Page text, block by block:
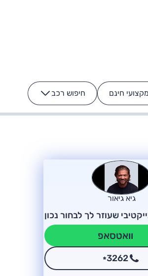
חינם חיפוש רכב
הרכב לא מתקלקל. המסך
כן
גיא גיאור
שעוזר לך לבחור נכון
וואטסאפ
*3262